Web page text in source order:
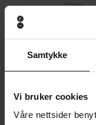
Samtykke
Vi bruker cookies
Våre nettsider
EBOK
Andre har
Premium
Vinner av